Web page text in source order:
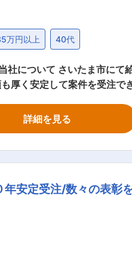
万円以上 40代
厚く安定して案件を受注で
得可能です。転勤もなく
せていただいております。
ラットで話しやすく気軽
年中に完全週休2日にでき
共の施工管理に携わって
詳細を見る
安定受注/数々の表彰